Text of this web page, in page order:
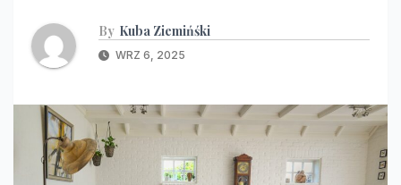
By Kuba Ziemińśki
WRZ 6, 2025